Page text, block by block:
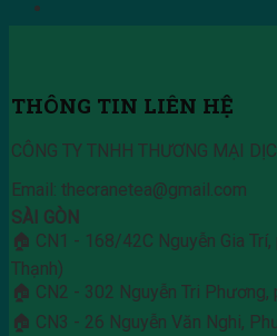
THÔNG TIN LIÊN HỆ
CÔNG TY TNHH THƯƠNG MẠI
Email: thecranetea@gmail.com
SÀI GÒN
🏠 CN1 - 168/42C Nguyễn Gia
Thạnh)
🏠 CN2 - 302 Nguyễn Tri
🏠 CN3 - 26 Nguyễn Văn Nghi,